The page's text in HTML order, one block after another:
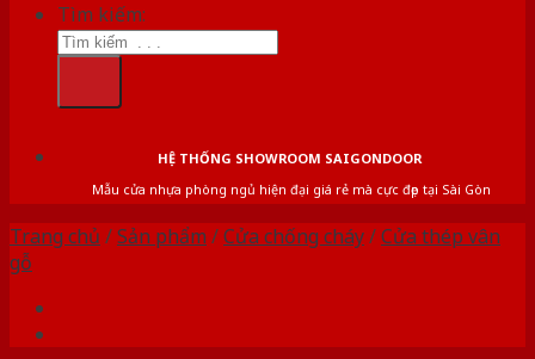
Tìm kiếm:
HỆ THỐNG SHOWROOM SAIGONDOOR
Mẫu cửa nhựa phòng ngủ hiện đại giá rẻ mà cực đẹp tại Sài Gòn
Trang chủ /Sản phẩm /Cửa chống cháy/Cửa thép vân
gỗ